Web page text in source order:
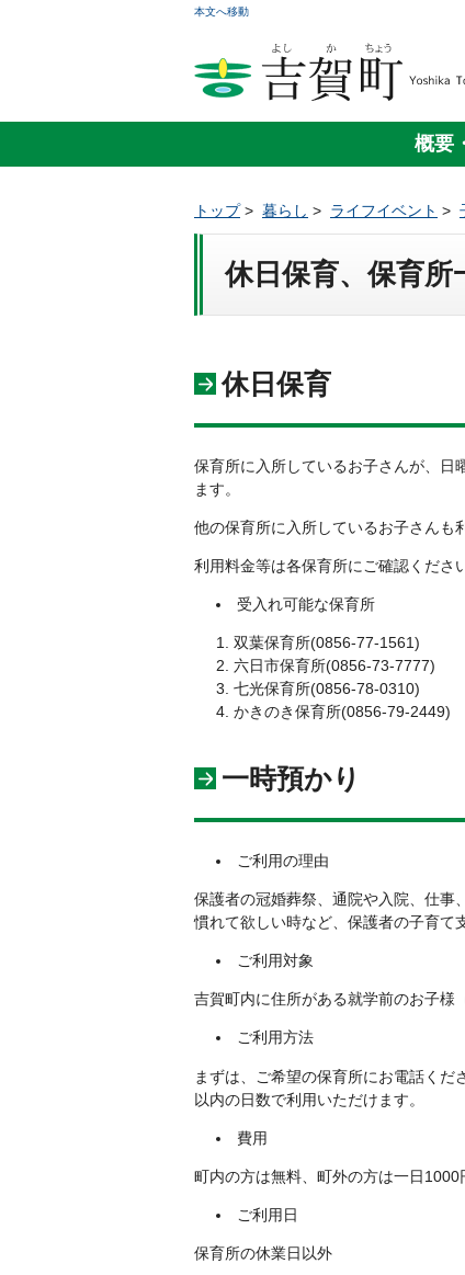
本文へ移動
概要
トップ> 暮らし > ライフイベント >
休日保育、保育
休日保育
保育所に入所しているお子さんが、日
ます。
他の保育所に入所しているお子さんも
利用料金等は各保育所にご確認ください
受入れ可能な保育所
双葉保育所(0856-77-1561)
六日市保育所(0856-73-7777)
七光保育所(0856-78-0310)
かきのき保育所(0856-79-2449)
一時預かり
ご利用の理由
保護者の冠婚葬祭、通院や入院、仕事
慣れて欲しい時など、保護者の子育て
ご利用対象
吉賀町内に住所がある就学前のお子様
ご利用方法
まずは、ご希望の保育所にお電話く
以内の日数で利用いただけます。
費用
町内の方は無料、町外の方は一日1000
ご利用日
保育所の休業日以外